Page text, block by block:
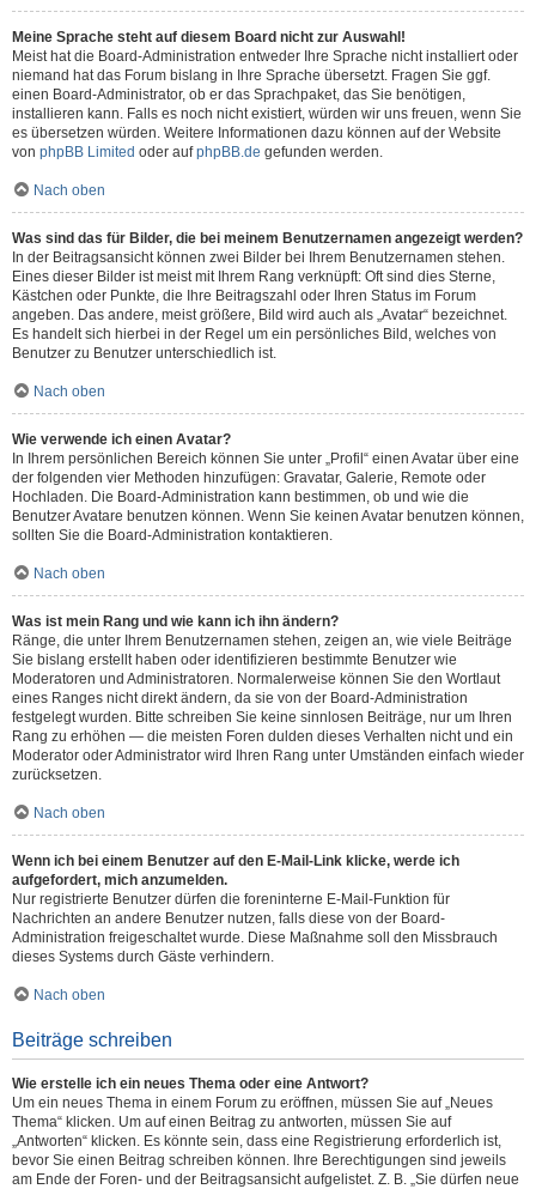
Meine Sprache steht auf diesem Board nicht zur Auswahl!
Meist hat die Board-Administration entweder Ihre Sprache nicht installiert oder
niemand hat das Forum bislang in Ihre Sprache übersetzt. Fragen Sie ggf.
einen Board-Administrator, ob er das Sprachpaket, das Sie benötigen,
installieren kann. Falls es noch nicht existiert, würden wir uns freuen, wenn Sie
es übersetzen würden. Weitere Informationen dazu können auf der Website
von phpBB Limited oder aufphpBB.de gefunden werden.
Nach oben
Was sind das für Bilder, die bei meinem Benutzernamen angezeigt werden?
In der Beitragsansicht können zwei Bilder bei Ihrem Benutzernamen stehen.
Eines dieser Bilder ist meist mit Ihrem Rang verknüpft: Oft sind dies Sterne,
Kästchen oder Punkte, die Ihre Beitragszahl oder Ihren Status im Forum
angeben. Das andere, meist größere, Bild wird auch als „Avatar“ bezeichnet.
Es handelt sich hierbei in der Regel um ein persönliches Bild, welches von
Benutzer zu Benutzer unterschiedlich ist.
Nach oben
Wie verwende ich einen Avatar?
In Ihrem persönlichen Bereich können Sie unter „Profil“ einen Avatar über eine
der folgenden vier Methoden hinzufügen: Gravatar, Galerie, Remote oder
Hochladen. Die Board-Administration kann bestimmen, ob und wie die
Benutzer Avatare benutzen können. Wenn Sie keinen Avatar benutzen können,
sollten Sie die Board-Administration kontaktieren.
Nach oben
Was ist mein Rang und wie kann ich ihn ändern?
Ränge, die unter Ihrem Benutzernamen stehen, zeigen an, wie viele Beiträge
Sie bislang erstellt haben oder identifizieren bestimmte Benutzer wie
Moderatoren und Administratoren. Normalerweise können Sie den Wortlaut
eines Ranges nicht direkt ändern, da sie von der Board-Administration
festgelegt wurden. Bitte schreiben Sie keine sinnlosen Beiträge, nur um Ihren
Rang zu erhöhen — die meisten Foren dulden dieses Verhalten nicht und ein
Moderator oder Administrator wird Ihren Rang unter Umständen einfach wieder
zurücksetzen.
Nach oben
Wenn ich bei einem Benutzer auf den E-Mail-Link klicke, werde ich
aufgefordert, mich anzumelden.
Nur registrierte Benutzer dürfen die foreninterne E-Mail-Funktion für
Nachrichten an andere Benutzer nutzen, falls diese von der Board-
Administration freigeschaltet wurde. Diese Maßnahme soll den Missbrauch
dieses Systems durch Gäste verhindern.
Nach oben
Beiträge schreiben
Wie erstelle ich ein neues Thema oder eine Antwort?
Um ein neues Thema in einem Forum zu eröffnen, müssen Sie auf „Neues
Thema“ klicken. Um auf einen Beitrag zu antworten, müssen Sie auf
„Antworten“ klicken. Es könnte sein, dass eine Registrierung erforderlich ist,
bevor Sie einen Beitrag schreiben können. Ihre Berechtigungen sind jeweils
am Ende der Foren- und der Beitragsansicht aufgelistet. Z. B. „Sie dürfen neue